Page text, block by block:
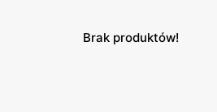
Brak produktów!